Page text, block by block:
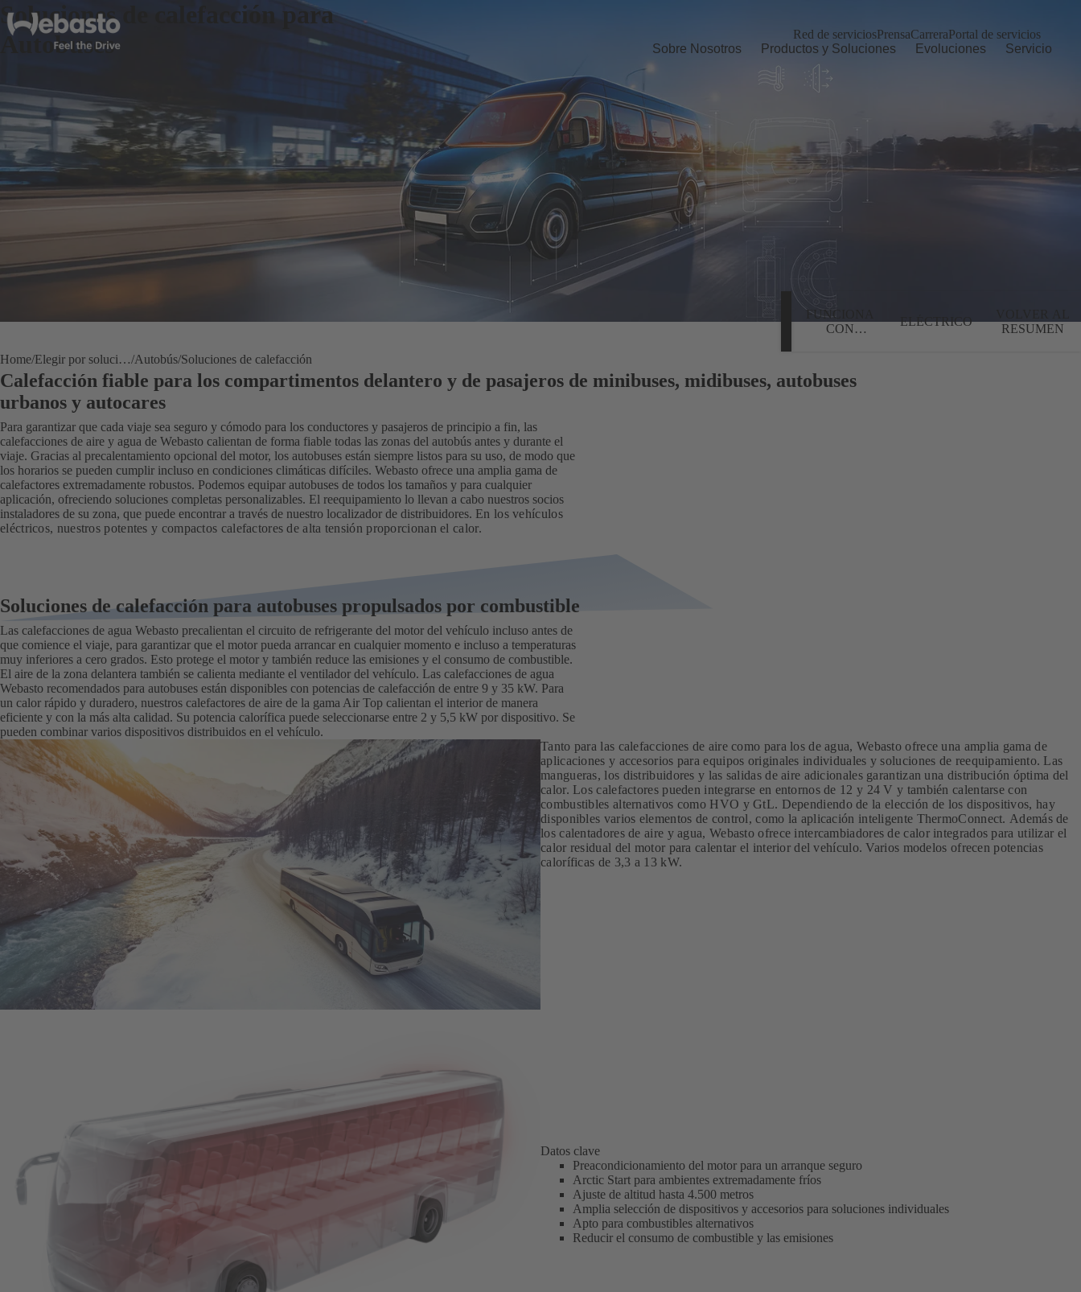
Sobre Nosotros Productos y Soluciones Evoluciones Servicio
Red de serviciosPrensaCarreraPortal de servicios
Soluciones de calefacción para
Autobuses
FUNCIONA
CON
ELÉCTRICO
RESUMEN
Home Elegir por solución de vehículo Autobús Soluciones de calefacción
Calefacción fiable para los compartimentos delantero y de pasajeros de minibuses, midibuses, autobuses
urbanos y autocares
Para garantizar que cada viaje sea seguro y cómodo para los conductores y pasajeros de principio a fin, las
calefacciones de aire y agua de Webasto calientan de forma fiable todas las zonas del autobús antes y durante el
viaje. Gracias al precalentamiento opcional del motor, los autobuses están siempre listos para su uso, de modo que
los horarios se pueden cumplir incluso en condiciones climáticas difíciles. Webasto ofrece una amplia gama de
calefactores extremadamente robustos. Podemos equipar autobuses de todos los tamaños y para cualquier
aplicación, ofreciendo soluciones completas personalizables. El reequipamiento lo llevan a cabo nuestros socios
instaladores de su zona, que puede encontrar a través de nuestro localizador de distribuidores. En los vehículos
eléctricos, nuestros potentes y compactos calefactores de alta tensión proporcionan el calor.
Soluciones de calefacción para autobuses propulsados por combustible
Las calefacciones de agua Webasto precalientan el circuito de refrigerante del motor del vehículo incluso antes de
que comience el viaje, para garantizar que el motor pueda arrancar en cualquier momento e incluso a temperaturas
muy inferiores a cero grados. Esto protege el motor y también reduce las emisiones y el consumo de combustible.
El aire de la zona delantera también se calienta mediante el ventilador del vehículo. Las calefacciones de agua
Webasto recomendados para autobuses están disponibles con potencias de calefacción de entre 9 y 35 kW. Para
un calor rápido y duradero, nuestros calefactores de aire de la gama Air Top calientan el interior de manera
eficiente y con la más alta calidad. Su potencia calorífica puede seleccionarse entre 2 y 5,5 kW por dispositivo. Se
pueden combinar varios dispositivos distribuidos en el vehículo.
Tanto para las calefacciones de aire como para los de agua, Webasto ofrece una amplia gama de
aplicaciones y accesorios para equipos originales individuales y soluciones de reequipamiento. Las
mangueras, los distribuidores y las salidas de aire adicionales garantizan una distribución óptima del
calor. Los calefactores pueden integrarse en entornos de 12 y 24 V y también calentarse con
combustibles alternativos como HVO y GtL. Dependiendo de la elección de los dispositivos, hay
disponibles varios elementos de control, como la aplicación inteligente ThermoConnect. Además de
los calentadores de aire y agua, Webasto ofrece intercambiadores de calor integrados para utilizar el
calor residual del motor para calentar el interior del vehículo. Varios modelos ofrecen potencias
caloríficas de 3,3 a 13 kW.
Datos clave
Preacondicionamiento del motor para un arranque seguro
Arctic Start para ambientes extremadamente fríos
Ajuste de altitud hasta 4.500 metros
Amplia selección de dispositivos y accesorios para soluciones individuales
Apto para combustibles alternativos
Reducir el consumo de combustible y las emisiones